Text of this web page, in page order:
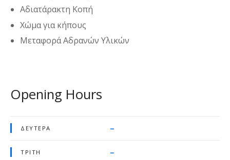
Αδιατάρακτη Κοπή
Χώμα για κήπους
Μεταφορά Αδρανών Υλικών
Opening Hours
ΔΕΥΤΈΡΑ –
ΤΡΊΤΗ –